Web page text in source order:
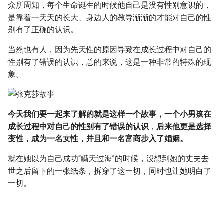
r
c
h
众所周知，每个生命诞生的时候他自己是没有性别意识的，
是靠着一天天的长大、身边人的教导渐渐的才能对自己的性
别有了正确的认识。
当然也有人，因为先天性的原因导致在成长过程中对自己的
性别有了错误的认识，总的来说，这是一种非常的特殊的现
象。
今天我们要一起来了解的就是这样一个故事，一个小男孩在
成长过程中对自己的性别有了错误的认识，后来他更是选择
变性，成为一名女性，并且和一名富商步入了婚姻。
就在她以为自己成功“瞒天过海”的时候，没想到她的丈夫去
世之后留下的一张纸条，拆穿了这一切，同时也让她明白了
一切。